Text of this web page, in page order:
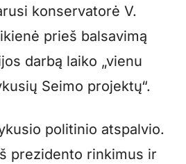
konservatorė V.
prieš balsavimą
darbą laiko „vienu
Seimo projektų“.
politinio atspalvio.
prezidento rinkimus ir